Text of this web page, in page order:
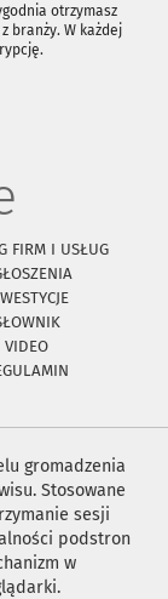
otrzymasz
branży. W każdej
FIRM I USŁUG
VIDEO
gromadzenia
Stosowane
sesji
podstron
w